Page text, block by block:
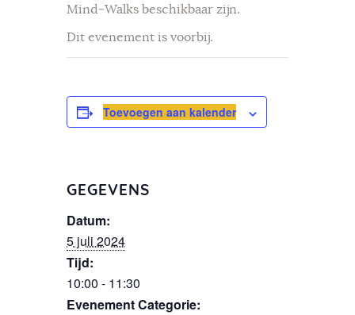
Mind-Walks beschikbaar zijn.
Dit evenement is voorbij.
Toevoegen aan kalender
GEGEVENS
Datum:
5 juli 2024
Tijd:
10:00 - 11:30
Evenement Categorie: